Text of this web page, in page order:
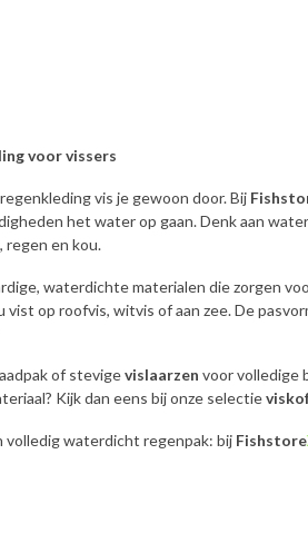
voor vissers
vis je gewoon door. Bij
het water op gaan. Denk aan
regen en kou.
waterdichte materialen die zorgen
op roofvis, witvis of aan zee. De
of stevigevislaarzen voor volledige
Kijk dan eens bij onze selectie
volledig waterdicht regenpak: bij Fishstore